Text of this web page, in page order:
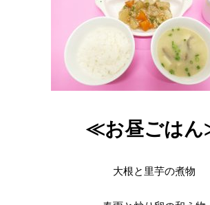
≪お昼ごは
大根と里芋の煮物